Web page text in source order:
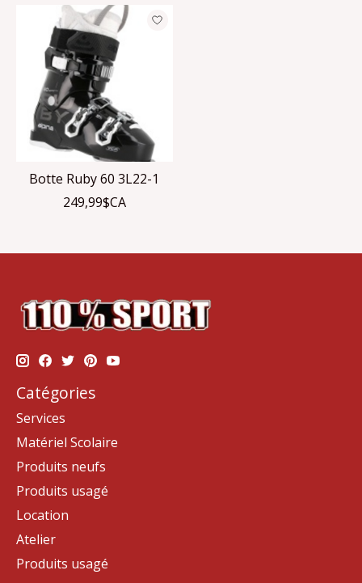
Botte Ruby 60 3L22-1
249,99$CA
Catégories
Services
Matériel Scolaire
Produits neufs
Produits usagé
Location
Atelier
Produits usagé